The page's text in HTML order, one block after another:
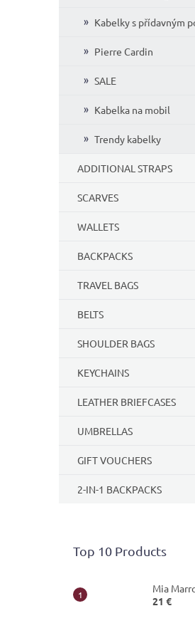
Kabelky s přídavným
Pierre Cardin
SALE
Kabelka na mobil
Trendy kabelky
ADDITIONAL STRAPS
SCARVES
WALLETS
BACKPACKS
TRAVEL BAGS
BELTS
SHOULDER BAGS
KEYCHAINS
LEATHER BRIEFCASES
UMBRELLAS
GIFT VOUCHERS
2-IN-1 BACKPACKS
Top 10 Products
Mia
21 €